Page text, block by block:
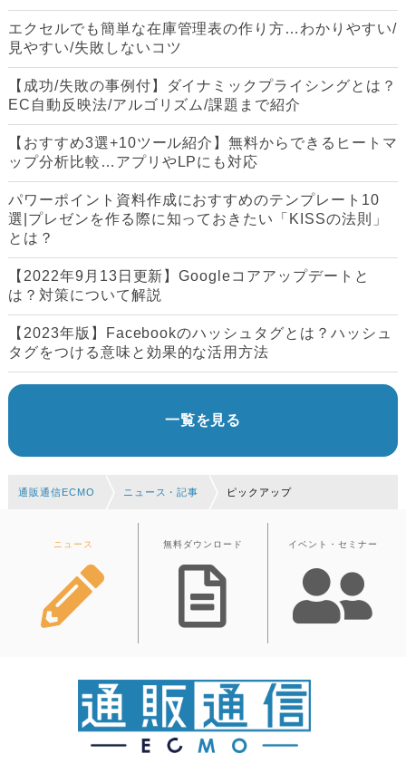
エクセルでも簡単な在庫管理表の作り方…わかりやすい/
見やすい/失敗しないコツ
【成功/失敗の事例付】ダイナミックプライシングとは？
EC自動反映法/アルゴリズム/課題まで紹介
【おすすめ3選+10ツール紹介】無料からできるヒートマ
ップ分析比較…アプリやLPにも対応
パワーポイント資料作成におすすめのテンプレート10
選|プレゼンを作る際に知っておきたい「KISSの法則」
とは？
【2022年9月13日更新】Googleコアアップデートと
は？対策について解説
【2023年版】Facebookのハッシュタグとは？ハッシュ
タグをつける意味と効果的な活用方法
一覧を見る
通販通信ECMO ニュース・記事 ピックアップ
ニュース 無料ダウンロード イベント・セミナー